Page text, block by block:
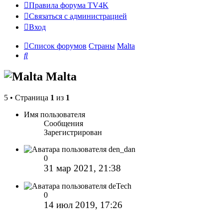
Правила форума TV4K
Связаться с администрацией
Вход
Список форумов Страны Malta
Поиск
Malta
5 • Страница 1 из 1
Имя пользователя
Сообщения
Зарегистрирован
den_dan
0
31 мар 2021, 21:38
deTech
0
14 июл 2019, 17:26